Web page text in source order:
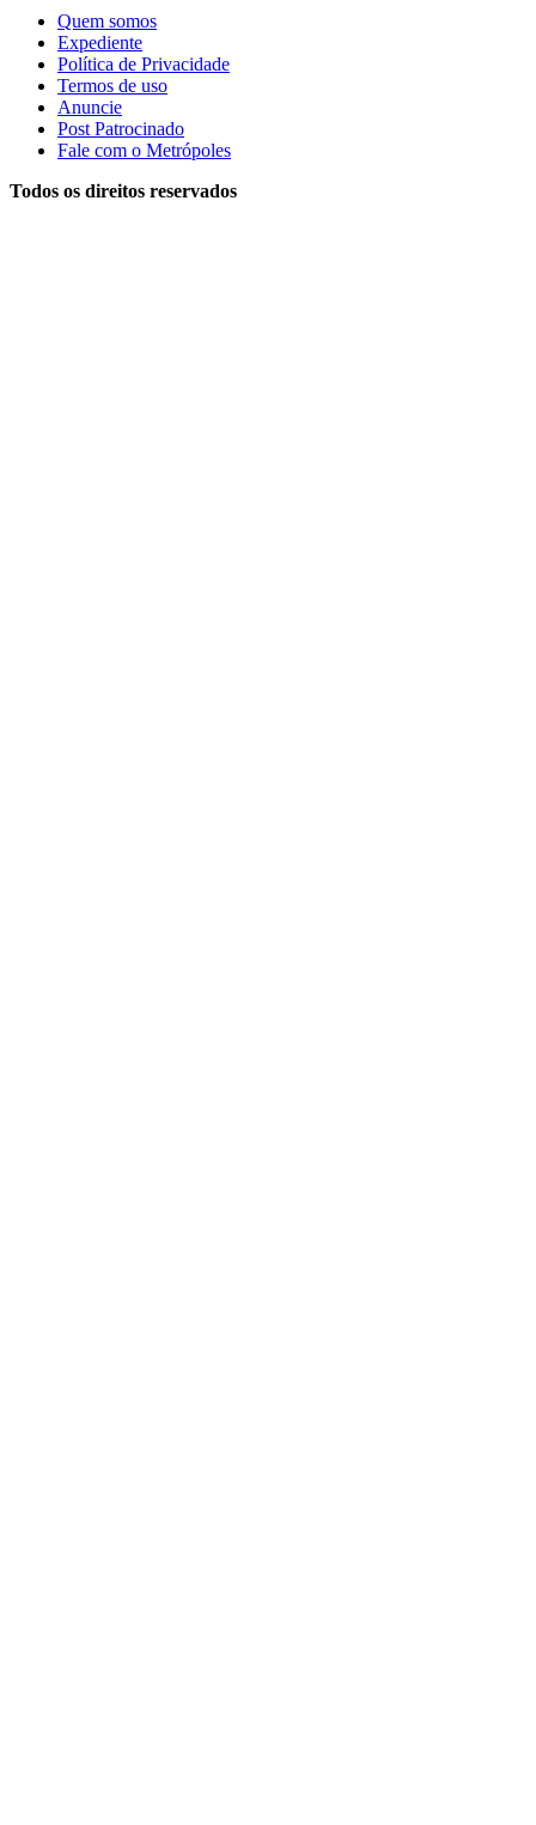
Quem somos
Expediente
Política de Privacidade
Termos de uso
Anuncie
Post Patrocinado
Fale com o Metrópoles
Todos os direitos reservados